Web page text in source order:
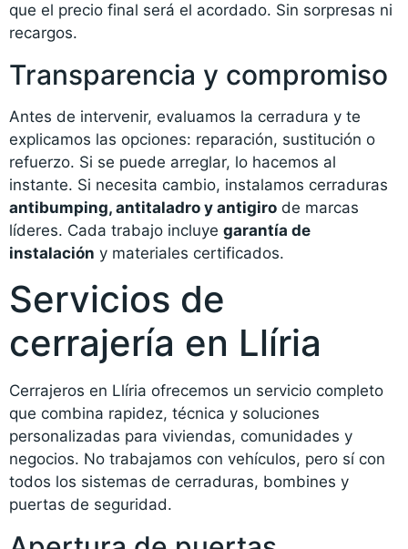
que el precio final será el acordado. Sin sorpresas ni
recargos.
Transparencia y compromiso
Antes de intervenir, evaluamos la cerradura y te
explicamos las opciones: reparación, sustitución o
refuerzo. Si se puede arreglar, lo hacemos al
instante. Si necesita cambio, instalamos cerraduras
antibumping, antitaladro y antigiro de marcas
líderes. Cada trabajo incluye garantía de
instalación y materiales certificados.
Servicios de
cerrajería en Llíria
Cerrajeros en Llíria ofrecemos un servicio completo
que combina rapidez, técnica y soluciones
personalizadas para viviendas, comunidades y
negocios. No trabajamos con vehículos, pero sí con
todos los sistemas de cerraduras, bombines y
puertas de seguridad.